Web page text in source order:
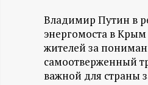
м
а
ц
Владимир Путин в
энергомоста в Крым
жителей за
самоотверженный
важной для страны